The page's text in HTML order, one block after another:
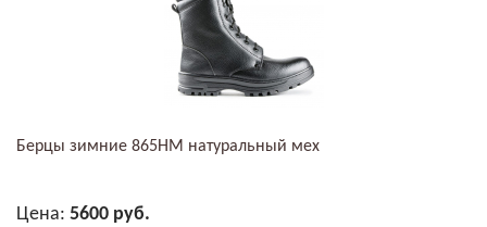
Берцы зимние 865НМ натуральный мех
Цена: 5600 руб.